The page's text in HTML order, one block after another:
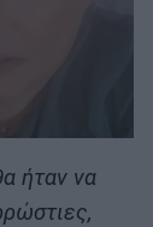
ήταν να